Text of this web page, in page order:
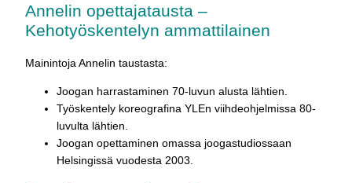
Annelin opettajatausta –
Kehotyöskentelyn ammattilainen
Mainintoja Annelin taustasta:
Joogan harrastaminen 70-luvun alusta lähtien.
Työskentely koreografina YLEn viihdeohjelmissa 80-
luvulta lähtien.
Joogan opettaminen omassa joogastudiossaan
Helsingissä vuodesta 2003.